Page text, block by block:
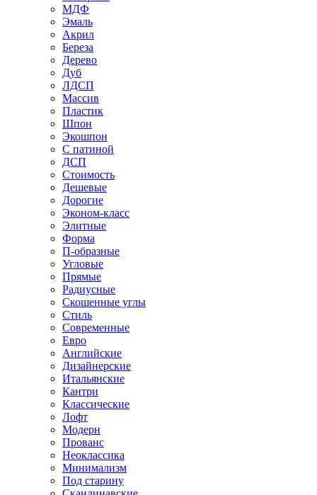
МДФ
Эмаль
Акрил
Береза
Дерево
Дуб
ЛДСП
Массив
Пластик
Шпон
Экошпон
С патиной
ДСП
Стоимость
Дешевые
Дорогие
Эконом-класс
Элитные
Форма
П-образные
Угловые
Прямые
Радиусные
Скошенные углы
Стиль
Современные
Евро
Английские
Дизайнерские
Итальянские
Кантри
Классические
Лофт
Модерн
Прованс
Неоклассика
Минимализм
Под старину